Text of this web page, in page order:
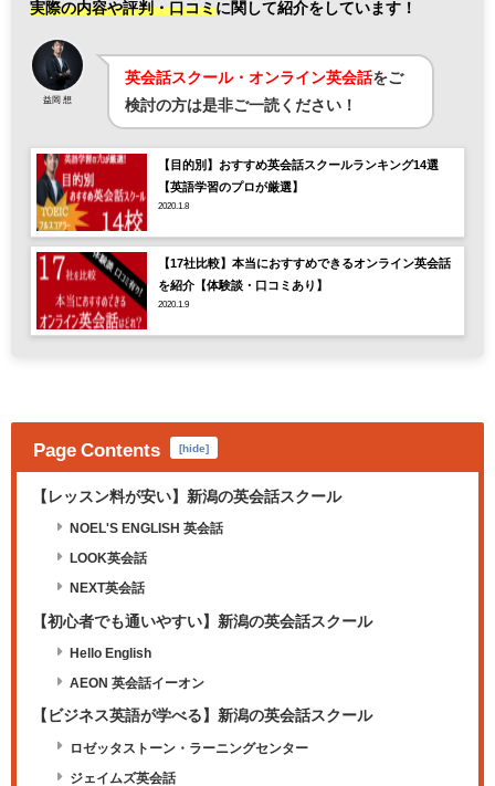
実際の内容や評判・口コミに関して紹介をしています！
益岡 想
英会話スクール・オンライン英会話をご
検討の方は是非ご一読ください！
【目的別】おすすめ英会話スクールランキング14選
【英語学習のプロが厳選】
2020.1.8
【17社比較】本当におすすめできるオンライン英会話
を紹介【体験談・口コミあり】
2020.1.9
Page Contents [hide]
【レッスン料が安い】新潟の英会話スクール
NOEL'S ENGLISH 英会話
LOOK英会話
NEXT英会話
【初心者でも通いやすい】新潟の英会話スクール
Hello English
AEON 英会話イーオン
【ビジネス英語が学べる】新潟の英会話スクール
ロゼッタストーン・ラーニングセンター
ジェイムズ英会話